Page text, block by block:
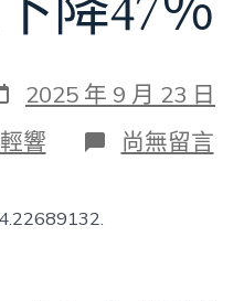
2025 年 9 月 23 日
響 在
〈醫
尚無留言